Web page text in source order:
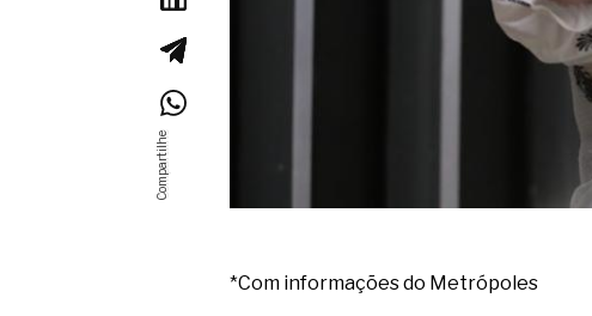
*Com informações do Metrópoles